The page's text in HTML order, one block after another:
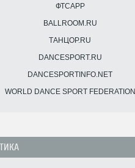
ФТСАРР
BALLROOM.RU
ТАНЦОР.RU
DANCESPORT.RU
DANCESPORTINFO.NET
WORLD DANCE SPORT FEDERATION